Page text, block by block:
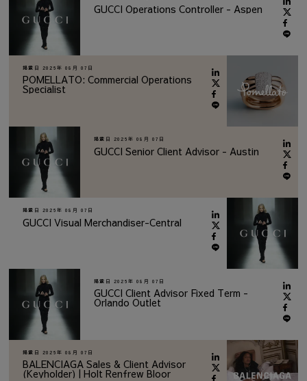
GUCCI Operations Controller - Aspen
掲載日 2026年 08月 07日
POMELLATO: Commercial Operations
Specialist
掲載日 2026年 08月 07日
GUCCI Senior Client Advisor - Austin
掲載日 2026年 08月 07日
GUCCI Visual Merchandiser-Central
掲載日 2026年 08月 07日
GUCCI Client Advisor Fixed Term -
Orlando Outlet
掲載日 2026年 08月 07日
BALENCIAGA Sales & Client Advisor
(Keyholder) | Holt Renfrew Bloor